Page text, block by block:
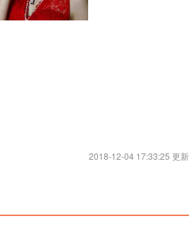
2018-12-04 17:33:25 更新